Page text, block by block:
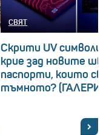
СВЯТ
Скрити UV символи:
крие зад новите
паспорти, които
тъмното?